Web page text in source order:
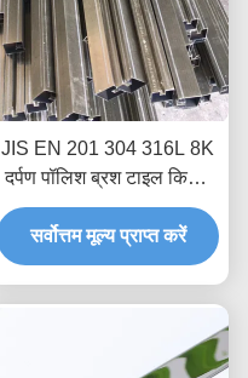
JIS EN 201 304 316L 8K
दर्पण पॉलिश ब्रश टाइल किनारे
ट्रिम फर्श दीवार किनारे सजावटी
सुरक्षा के लिए
सर्वोत्तम मूल्य प्राप्त करें